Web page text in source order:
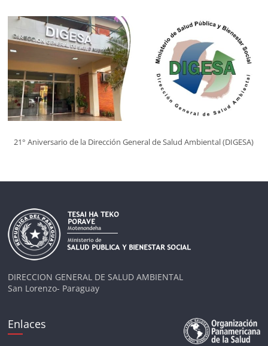
21° Aniversario de la Dirección General de Salud Ambiental (DIGESA)
DIRECCION GENERAL DE SALUD AMBIENTAL
San Lorenzo- Paraguay
Enlaces